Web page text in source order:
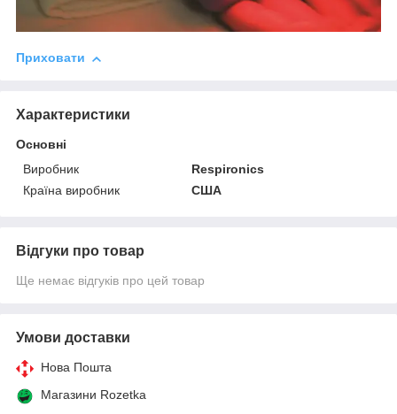
Приховати
Характеристики
Основні
Виробник
Respironics
Країна виробник
США
Відгуки про товар
Ще немає відгуків про цей товар
Умови доставки
Нова Пошта
Магазини Rozetka